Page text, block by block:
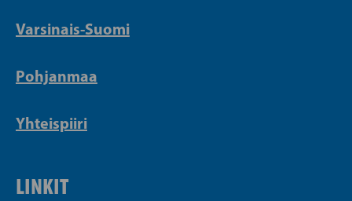
Varsinais-Suomi
Pohjanmaa
Yhteispiiri
LINKIT